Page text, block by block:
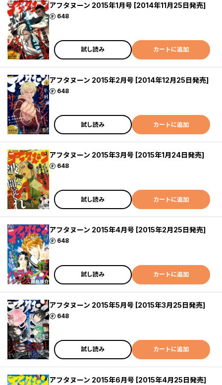
アフタヌーン 2015年1月号 [2014年11月25日発売]
648
ポイント
試し読み カートに追加
アフタヌーン 2015年2月号 [2014年12月25日発売]
648
ポイント
試し読み カートに追加
アフタヌーン 2015年3月号 [2015年1月24日発売]
648
ポイント
試し読み カートに追加
アフタヌーン 2015年4月号 [2015年2月25日発売]
648
ポイント
試し読み カートに追加
アフタヌーン 2015年5月号 [2015年3月25日発売]
648
ポイント
試し読み カートに追加
アフタヌーン 2015年6月号 [2015年4月25日発売]